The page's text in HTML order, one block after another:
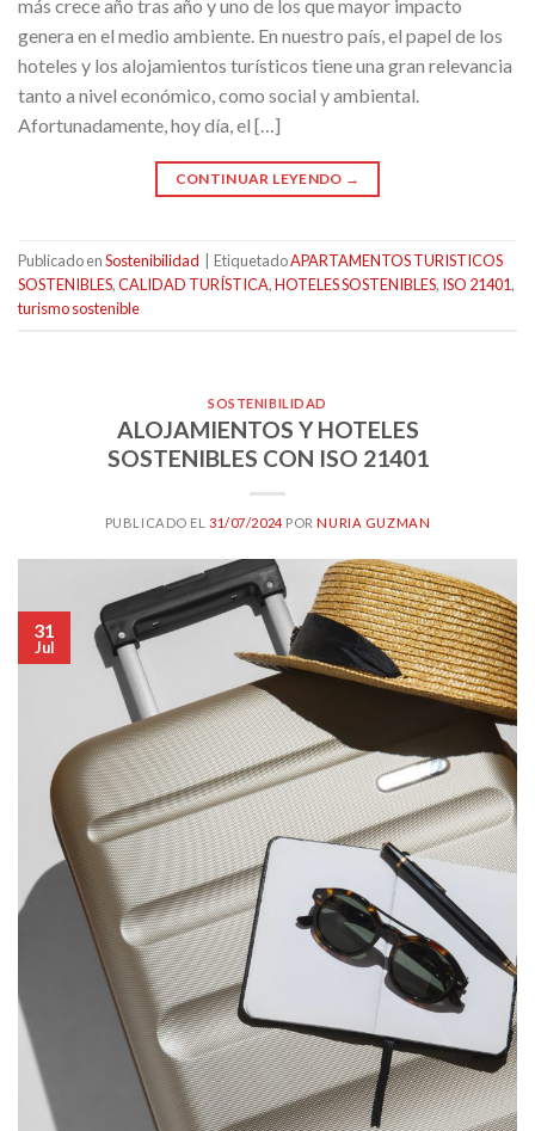
más crece año tras año y uno de los que mayor impacto
genera en el medio ambiente. En nuestro país, el papel de los
hoteles y los alojamientos turísticos tiene una gran relevancia
tanto a nivel económico, como social y ambiental.
Afortunadamente, hoy día, el […]
CONTINUAR LEYENDO →
Publicado enSostenibilidad EtiquetadoAPARTAMENTOS TURISTICOS
SOSTENIBLES,CALIDAD TURÍSTICA,HOTELES SOSTENIBLES, ISO 21401,
turismo sostenible
SOSTENIBILIDAD
ALOJAMIENTOS Y HOTELES
SOSTENIBLES CON ISO 21401
PUBLICADO EL31/07/2024PORNURIA GUZMAN
31
Jul